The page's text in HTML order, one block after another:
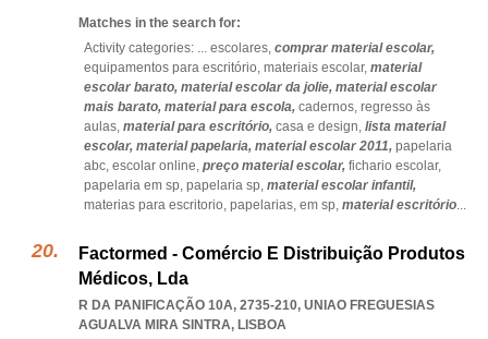
Matches in the search for:
Activity categories: ... escolares, comprar material escolar,
equipamentos para escritório, materiais escolar, material
escolar barato, material escolar da jolie, material escolar
mais barato, material para escola, cadernos, regresso às
aulas, material para escritório, casa e design, lista material
escolar, material papelaria, material escolar 2011, papelaria
abc, escolar online, preço material escolar, fichario escolar,
papelaria em sp, papelaria sp, material escolar infantil,
materias para escritorio, papelarias, em sp, material escritório...
Factormed - Comércio E Distribuição Produtos
Médicos, Lda
R DA PANIFICAÇÃO 10A, 2735-210, UNIAO FREGUESIAS
AGUALVA MIRA SINTRA, LISBOA